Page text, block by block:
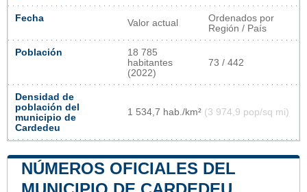
Fecha Valor actual
Ordenados por
Región / País
Población
18 785
habitantes
(2022)
73 / 442
Densidad de
población del
municipio de
Cardedeu
1 534,7 hab./km² (3 974,9 pop/sq mi)
NÚMEROS OFICIALES DEL